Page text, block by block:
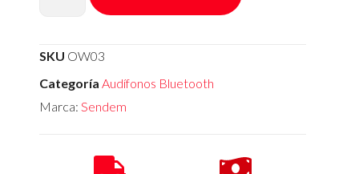
SKU OW03
Categoría Audífonos Bluetooth
Marca: Sendem